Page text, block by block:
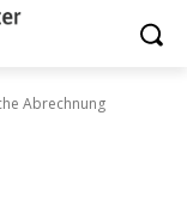
Abrechnung